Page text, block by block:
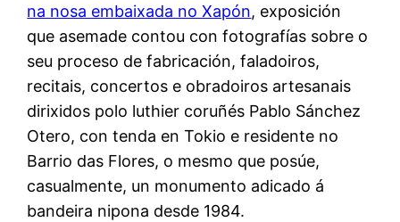
na nosa embaixada no Xapón, exposición
que asemade contou con fotografías sobre o
seu proceso de fabricación, faladoiros,
recitais, concertos e obradoiros artesanais
dirixidos polo luthier coruñés Pablo Sánchez
Otero, con tenda en Tokio e residente no
Barrio das Flores, o mesmo que posúe,
casualmente, un monumento adicado á
bandeira nipona desde 1984.